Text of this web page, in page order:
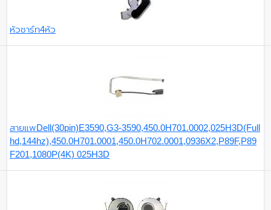
หัวชาร์ท4หัว
สายแพDell(30pin)E3590,G3-3590,450.0H701.0002,025H3D(Full
hd,144hz),450.0H701.0001,450.0H702.0001,0936X2,P89F,P89
F201,1080P(4K) 025H3D